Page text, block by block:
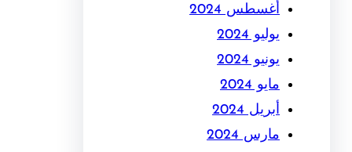
أغسطس 2024
يوليو 2024
يونيو 2024
مايو 2024
أبريل 2024
مارس 2024